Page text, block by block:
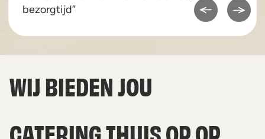
bezorgtijd”
WIJ BIEDEN JOU